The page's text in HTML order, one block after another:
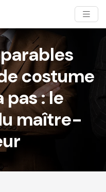
costume
pas : le
maître-